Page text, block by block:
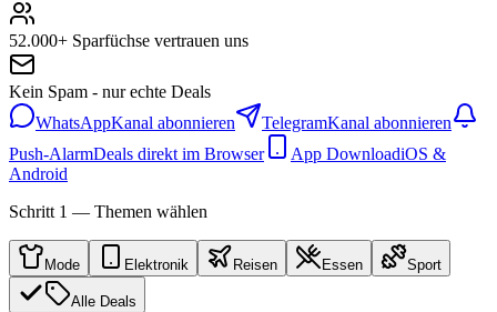
52.000+ Sparfüchse vertrauen uns
Kein Spam - nur echte Deals
WhatsAppKanal abonnieren TelegramKanal abonnieren
Push-AlarmDeals direkt im Browser App DownloadiOS &
Android
Schritt 1 — Themen wählen
Mode Elektronik Reisen Essen Sport
Alle Deals